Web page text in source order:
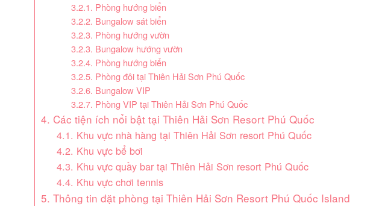
3.2.1. Phòng hướng biển
3.2.2. Bungalow sát biển
3.2.3. Phòng hướng vườn
3.2.3. Bungalow hướng vườn
3.2.4. Phòng hướng biển
3.2.5. Phòng đôi tại Thiên Hải Sơn Phú Quốc
3.2.6. Bungalow VIP
3.2.7. Phòng VIP tại Thiên Hải Sơn Phú Quốc
4. Các tiện ích nổi bật tại Thiên Hải Sơn Resort Phú Quốc
4.1. Khu vực nhà hàng tại Thiên Hải Sơn resort Phú Quốc
4.2. Khu vực bể bơi
4.3. Khu vực quầy bar tại Thiên Hải Sơn resort Phú Quốc
4.4. Khu vực chơi tennis
5. Thông tin đặt phòng tại Thiên Hải Sơn Resort Phú Quốc Island